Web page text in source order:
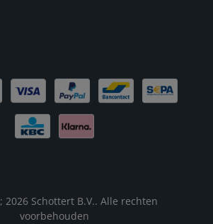
2026 Schottert B.V.. Alle rechten
voorbehouden